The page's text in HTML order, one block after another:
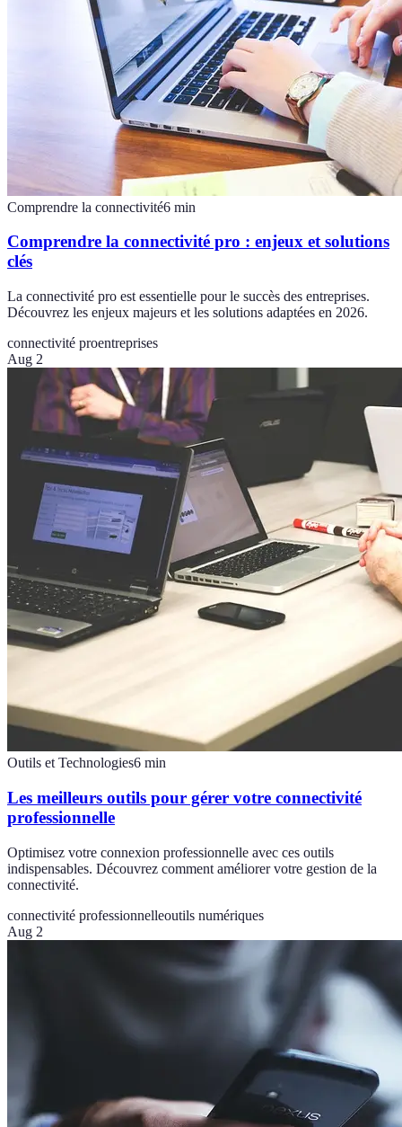
Comprendre la connectivité6 min
Comprendre la connectivité pro : enjeux et solutions
clés
La connectivité pro est essentielle pour le succès des entreprises.
Découvrez les enjeux majeurs et les solutions adaptées en 2026.
connectivité proentreprises
Aug 2
Outils et Technologies6 min
Les meilleurs outils pour gérer votre connectivité
professionnelle
Optimisez votre connexion professionnelle avec ces outils
indispensables. Découvrez comment améliorer votre gestion de la
connectivité.
connectivité professionnelleoutils numériques
Aug 2